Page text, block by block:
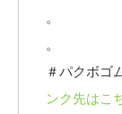
。
。
＃パクボゴ
ンク先はこ